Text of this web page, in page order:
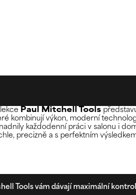
Paul Mitchell Tools
kombinují výkon, moderní
každodenní práci v salonu i
precizně a s perfektním
Tools vám dávají maximální